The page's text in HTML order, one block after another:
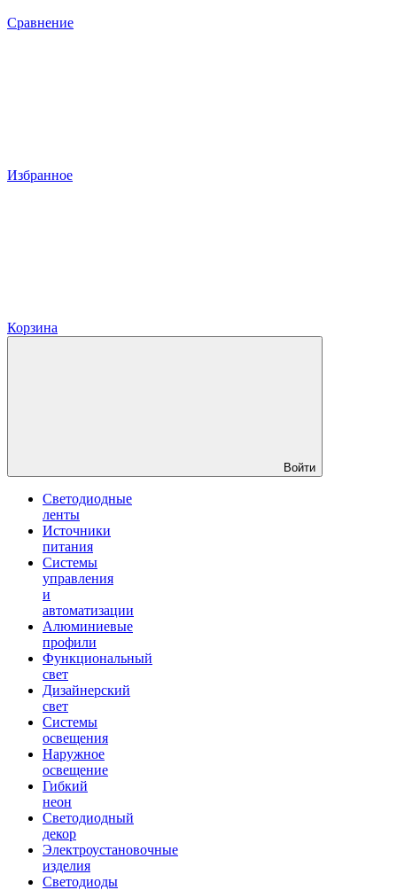
Сравнение
Избранное
Корзина
Войти
Светодиодные
ленты
Источники
питания
Системы
управления
и
автоматизации
Алюминиевые
профили
Функциональный
свет
Дизайнерский
свет
Системы
освещения
Наружное
освещение
Гибкий
неон
Светодиодный
декор
Электроустановочные
изделия
Светодиоды